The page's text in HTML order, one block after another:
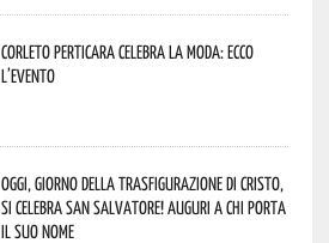
Corleto Perticara celebra la moda: ecco
l’evento
Oggi, giorno della Trasfigurazione di Cristo,
si celebra San Salvatore! Auguri a chi porta
il suo nome